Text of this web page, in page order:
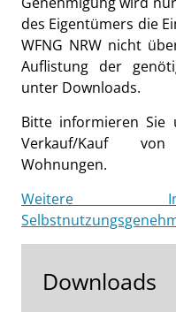
des Eigentümers die
WFNG NRW nicht
Auflistung der
unter Downloads.
Bitte informieren Sie
Verkauf/Kauf
Wohnungen.
Weitere
Downloads